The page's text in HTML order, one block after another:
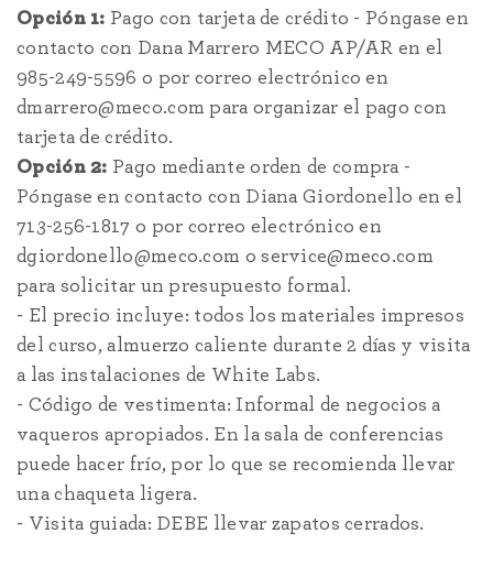
Opción 1: Pago con tarjeta de crédito - Póngase en
contacto con Dana Marrero MECO AP/AR en el
985-249-5596 o por correo electrónico en
dmarrero@meco.com para organizar el pago con
tarjeta de crédito.
Opción 2: Pago mediante orden de compra -
Póngase en contacto con Diana Giordonello en el
713-256-1817 o por correo electrónico en
dgiordonello@meco.com o service@meco.com
para solicitar un presupuesto formal.
- El precio incluye: todos los materiales impresos
del curso, almuerzo caliente durante 2 días y visita
a las instalaciones de White Labs.
- Código de vestimenta: Informal de negocios a
vaqueros apropiados. En la sala de conferencias
puede hacer frío, por lo que se recomienda llevar
una chaqueta ligera.
- Visita guiada: DEBE llevar zapatos cerrados.